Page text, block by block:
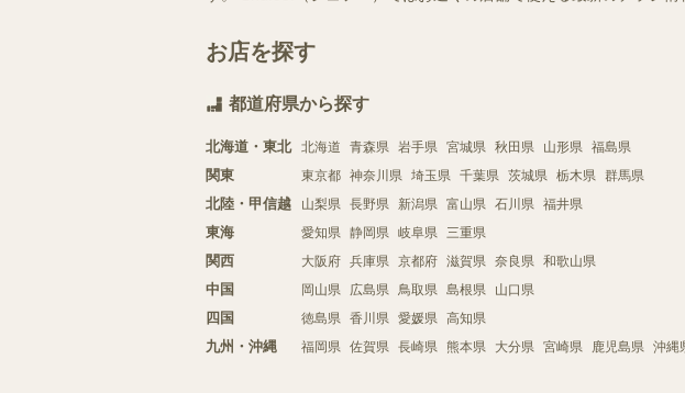
お店を探す
都道府県から探す
北海道・東北 北海道 青森県 岩手県 宮城県 秋田県 山形県 福島県
関東 東京都 神奈川県 埼玉県 千葉県 茨城県 栃木県 群馬県
北陸・甲信越 山梨県 長野県 新潟県 富山県 石川県 福井県
東海 愛知県 静岡県 岐阜県 三重県
関西 大阪府 兵庫県 京都府 滋賀県 奈良県 和歌山県
中国 岡山県 広島県 鳥取県 島根県 山口県
四国 徳島県 香川県 愛媛県 高知県
九州・沖縄 福岡県 佐賀県 長崎県 熊本県 大分県 宮崎県 鹿児島県 沖縄